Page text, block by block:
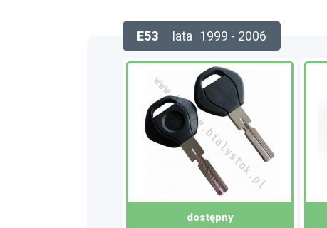
E53 lata 1999 - 2006
dostępny